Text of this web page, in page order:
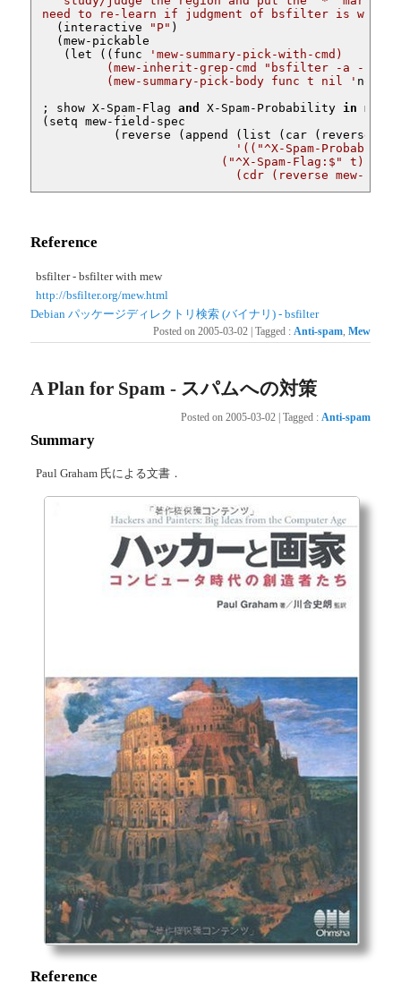
need to re-learn if judgment of bsfilter is wrong"
  (interactive
"P" )
  (mew-pickable
   (
let ((func
'mew-summary-pick-with-cmd)
	 (mew-summary-pick-body func t nil '
; show X-Spam-Flag and X-Spam-Probability in
(setq mew-field-spec
'(("^X-Spam-
(cdr (reverse mew-
Reference
bsfilter - bsfilter with mew
http://bsfilter.org/mew.html
Debian パッケージディレクトリ検索 (バイナリ) - bsfilter
Posted on 2005-03-02 Tagged : Anti-spam, Mew
A Plan for Spam - スパムへの対策
Posted on 2005-03-02 | Tagged : Anti-spam
Summary
Paul Graham 氏による文書．
Reference